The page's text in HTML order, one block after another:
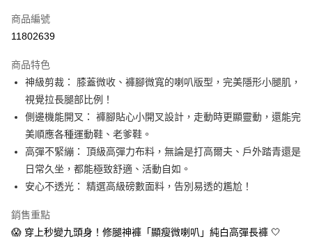
Apple Pay
悠遊付
大哥付你分期
相關說明
【大哥付你分期使用說明】
1.本服務由台灣大哥大提供，台灣大哥大用戶可立即使用無須另外申請。
2.付款方式選擇「大哥付你分期」，訂單成立後會自動跳轉到大哥付的交易
流程，驗證手機門號後，選擇欲分期的期數、繳款截止日，確認付款後即完
成交易。
3.實際核准額度、可分期數及費用金額請依後續交易確認頁面所載為準。
消。如遇「轉專審核」未通過狀況，表示未達大哥付你分期系統評分，恕無
法說明評估內容。
AFTEE先享後付
相關說明
【關於「AFTEE先享後付」】
AFTEE先享後付是「在收到商品之後才付款」的支付方式。 讓您購物簡單
１．簡單：不需註冊會員、不需綁卡、不需儲值。
２．便利：只要手機號碼，簡訊認證，即可結帳。
３．安心：先確認商品／服務後，再付款。
ATM付款
運送方式
全家取貨付款
商品編號
11802639
商品特色
神級剪裁： 膝蓋微收、褲腳微寬的喇叭版型，完美隱形小腿肌，
視覺拉長腿部比例！
側邊機能開叉： 褲腳貼心小開叉設計，走動時更顯靈動，還能完
美順應各種運動鞋、老爹鞋。
高彈不緊繃： 頂級高彈力布料，無論是打高爾夫、戶外踏青還是
日常久坐，都能極致舒適、活動自如。
安心不透光： 精選高級磅數面料，告別易透的尷尬！
銷售重點
😱 穿上秒變九頭身！修腿神褲「顯瘦微喇叭」純白高彈長褲 🤍